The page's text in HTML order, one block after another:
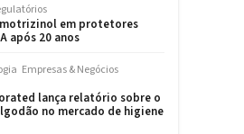
em protetores
após 20 anos
Empresas & Negócios
lança relatório sobre o
no mercado de higiene